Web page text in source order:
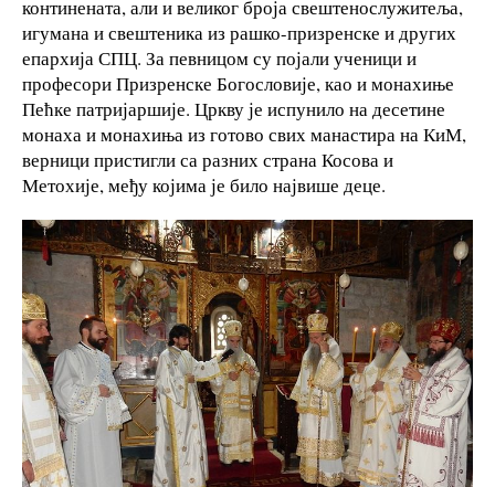
континената, али и великог броја свештенослужитеља,
игумана и свештеника из рашко-призренске и других
епархија СПЦ. За певницом су појали ученици и
професори Призренске Богословије, као и монахиње
Пећке патријаршије. Цркву је испунило на десетине
монаха и монахиња из готово свих манастира на КиМ,
верници пристигли са разних страна Косова и
Метохије, међу којима је било највише деце.